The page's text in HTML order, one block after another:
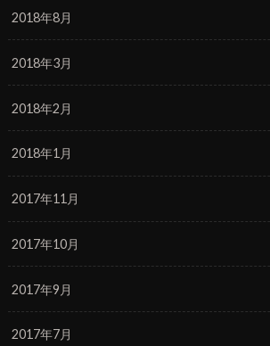
2018年8月
2018年3月
2018年2月
2018年1月
2017年11月
2017年10月
2017年9月
2017年7月